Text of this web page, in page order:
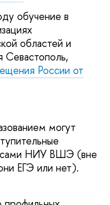
обучение в
областей и
Севастополь,
России от
могут
НИУ ВШЭ (вне
ЕГЭ или нет).